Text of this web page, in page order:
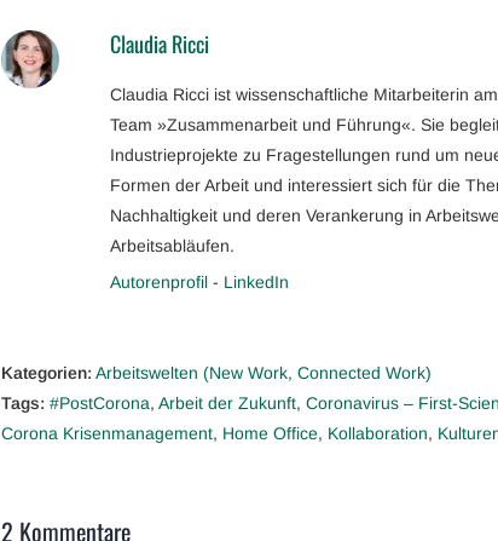
Claudia Ricci
Claudia Ricci ist wissenschaftliche Mitarbeiterin
Team »Zusammenarbeit und Führung«. Sie
Industrieprojekte zu Fragestellungen rund um
Formen der Arbeit und interessiert sich für die
Nachhaltigkeit und deren Verankerung in
Arbeitsabläufen.
Autorenprofil - LinkedIn
Kategorien: Arbeitswelten (New Work, Connected Work)
Tags: #PostCorona, Arbeit der Zukunft, Coronavirus – First-
Corona Krisenmanagement, Home Office, Kollaboration,
2 Kommentare